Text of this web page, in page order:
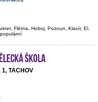
Flétna, Hoboj, Pozoun, Klavír, El.
škola
TACHOV